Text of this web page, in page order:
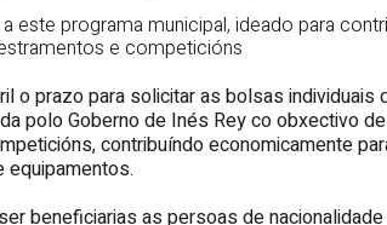
este programa municipal, ideado para
e competicións
o prazo para solicitar as bolsas individuais
polo Goberno de Inés Rey co obxectivo
contribuíndo economicamente
beneficiarias as persoas de